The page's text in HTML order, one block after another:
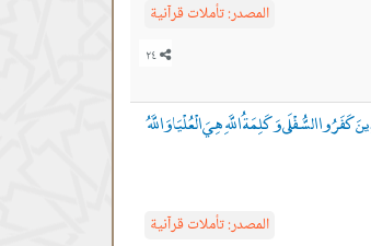
المصدر:تأملات قرآنية
السُّفْلَى وَكَلِمَةُ اللَّهِ هِيَ الْعُلْيَا وَاللَّهُ
المصدر:تأملات قرآنية